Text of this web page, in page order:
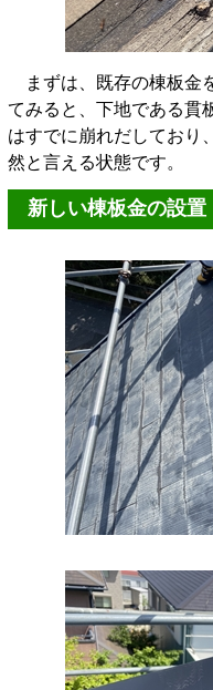
まずは、既存の棟板金
てみると、下地である貫
はすでに崩れだしており
然と言える状態です。
新しい棟板金の設置